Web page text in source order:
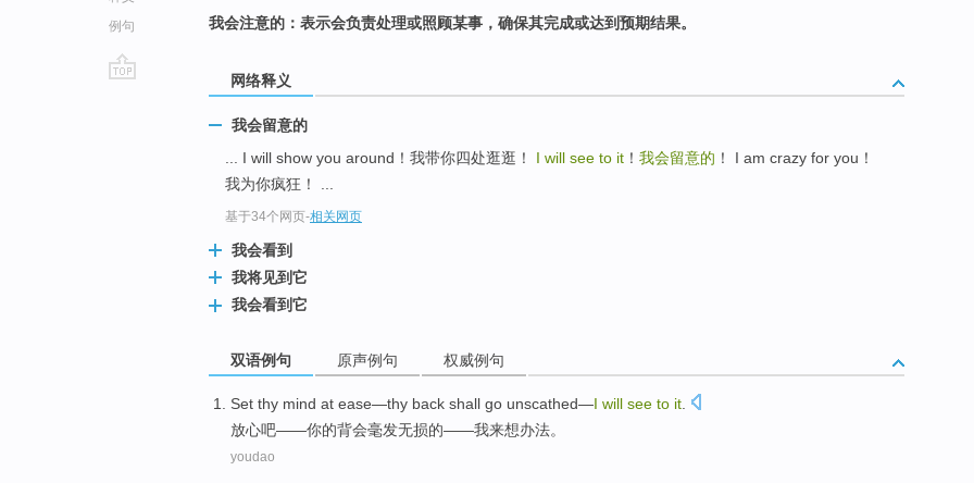
例句
我会注意的：表示会负责处理或照顾某事，确保其完成或达到预期结果。
网络释义
我会留意的
... I will show you around！我带你四处逛逛！ I will see to it ！ 我会留意的 ！ I am crazy for you！
我为你疯狂！ ...
基于34个网页-相关网页
我会看到
我将见到它
我会看到它
双语例句 原声例句 权威例句
Set thy mind at ease—thy back shall go unscathed—I will see to it
放心吧——你的背会毫发无损的——我来想办法。
youdao